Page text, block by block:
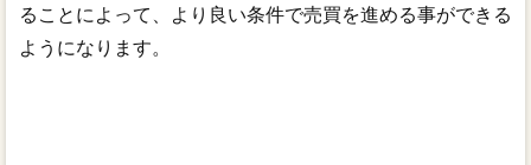
ることによって、より良い条件で売買を進める事ができる
ようになります。